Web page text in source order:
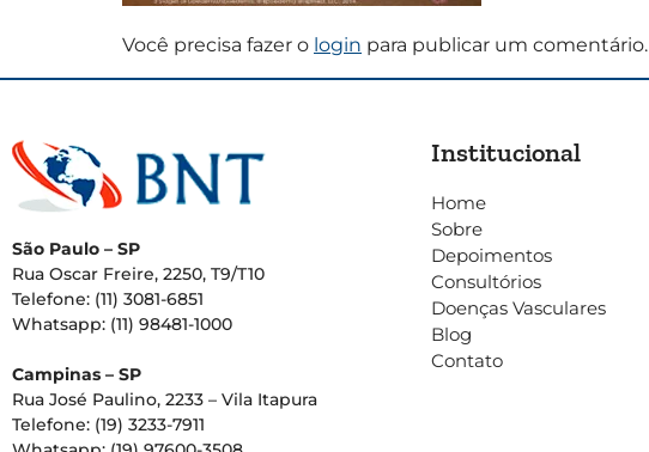
Você precisa fazer o login para publicar um comentário.
São Paulo – SP
Rua Oscar Freire, 2250, T9/T10
Telefone: (11) 3081-6851
Whatsapp: (11) 98481-1000
Campinas – SP
Rua José Paulino, 2233 – Vila Itapura
Telefone: (19) 3233-7911
Institucional
Home
Sobre
Depoimentos
Consultórios
Doenças Vasculares
Blog
Contato